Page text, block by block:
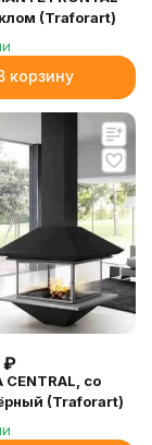
(Traforart)
корзину
₽
со
(Traforart)